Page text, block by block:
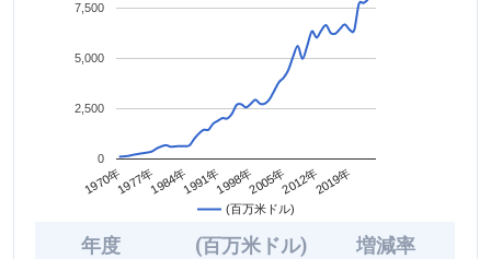
(百万米ドル)
1970年1977年1984年1991年1998年2005年2012年2019年
0
2,500
5,000
7,500
年度 (百万米ドル) 増減率